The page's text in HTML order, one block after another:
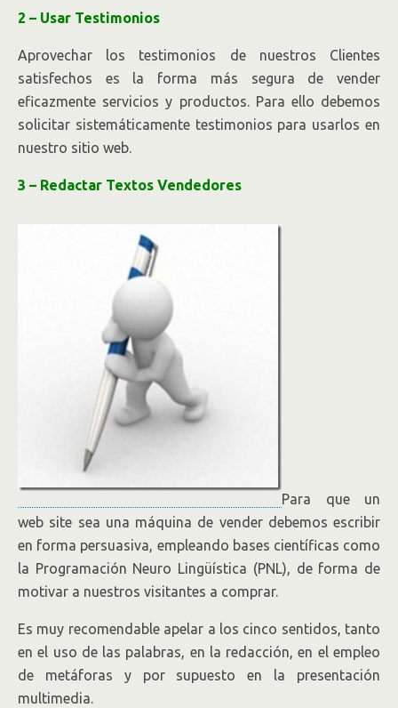
2 – Usar Testimonios
Aprovechar los testimonios de nuestros Clientes
satisfechos es la forma más segura de vender
eficazmente servicios y productos. Para ello debemos
solicitar sistemáticamente testimonios para usarlos en
nuestro sitio web.
3 – Redactar Textos Vendedores
Para que un
web site sea una máquina de vender debemos escribir
en forma persuasiva, empleando bases científicas como
la Programación Neuro Lingüística (PNL), de forma de
motivar a nuestros visitantes a comprar.
Es muy recomendable apelar a los cinco sentidos, tanto
en el uso de las palabras, en la redacción, en el empleo
de metáforas y por supuesto en la presentación
multimedia.